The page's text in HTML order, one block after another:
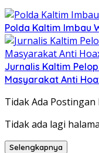
Polda Kaltim Imbau
Jurnalis Kaltim
Masyarakat Anti
Tidak Ada Postingan
Tidak ada lagi
Selengkapnya